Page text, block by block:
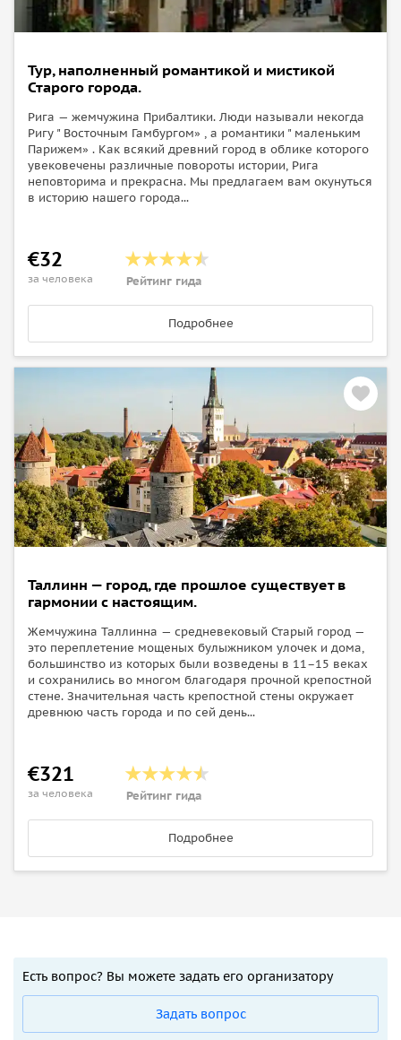
Тур, наполненный романтикой и мистикой
Старого города.
Рига — жемчужина Прибалтики. Люди называли некогда
Ригу " Восточным Гамбургом» , а романтики " маленьким
Парижем» . Как всякий древний город в облике которого
увековечены различные повороты истории, Рига
неповторима и прекрасна. Мы предлагаем вам окунуться
в историю нашего города...
€32
за человека Рейтинг гида
Подробнее
Таллинн — город, где прошлое существует в
гармонии с настоящим.
Жемчужина Таллинна — средневековый Старый город —
это переплетение мощеных булыжником улочек и дома,
большинство из которых были возведены в 11–15 веках
и сохранились во многом благодаря прочной крепостной
стене. Значительная часть крепостной стены окружает
древнюю часть города и по сей день...
€321
за человека Рейтинг гида
Подробнее
Есть вопрос? Вы можете задать его организатору
Задать вопрос